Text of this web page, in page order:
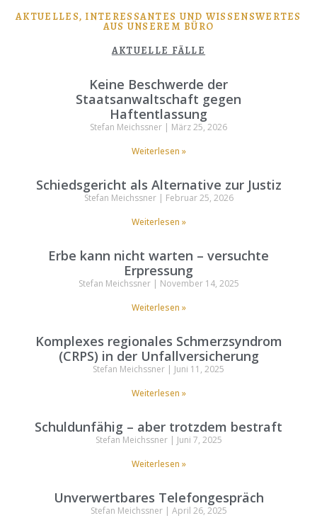
AKTUELLES, INTERESSANTES UND WISSENSWERTES
AUS UNSEREM BÜRO
AKTUELLE FÄLLE
Keine Beschwerde der
Staatsanwaltschaft gegen
Haftentlassung
Stefan Meichssner
März 25, 2026
Weiterlesen »
Schiedsgericht als Alternative zur Justiz
Stefan Meichssner
Februar 25, 2026
Weiterlesen »
Erbe kann nicht warten – versuchte
Erpressung
Stefan Meichssner
November 14, 2025
Weiterlesen »
Komplexes regionales Schmerzsyndrom
(CRPS) in der Unfallversicherung
Stefan Meichssner
Juni 11, 2025
Weiterlesen »
Schuldunfähig – aber trotzdem bestraft
Stefan Meichssner
Juni 7, 2025
Weiterlesen »
Unverwertbares Telefongespräch
Stefan Meichssner
April 26, 2025